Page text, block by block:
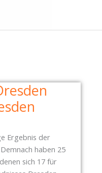
Ergebnis der
haben 25
sich 17 für